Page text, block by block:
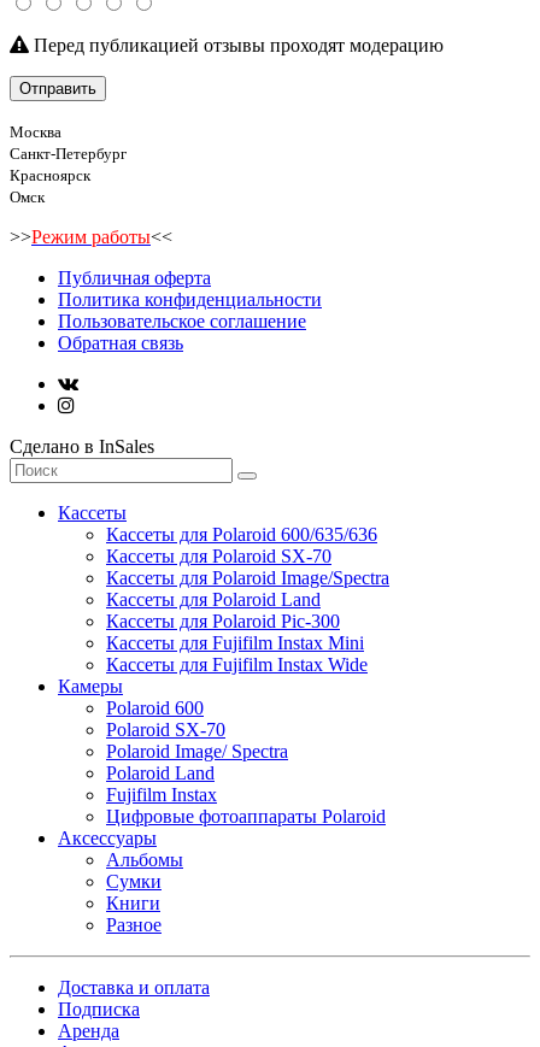
Перед публикацией отзывы проходят модерацию
Отправить
Москва
Санкт-Петербург
Красноярск
Омск
>>Режим работы<<
Публичная оферта
Политика конфиденциальности
Пользовательское соглашение
Обратная связь
Сделано в InSales
Кассеты
Кассеты для Polaroid 600/635/636
Кассеты для Polaroid SX-70
Кассеты для Polaroid Image/Spectra
Кассеты для Polaroid Land
Кассеты для Polaroid Pic-300
Кассеты для Fujifilm Instax Mini
Кассеты для Fujifilm Instax Wide
Камеры
Polaroid 600
Polaroid SX-70
Polaroid Image/ Spectra
Polaroid Land
Fujifilm Instax
Цифровые фотоаппараты Polaroid
Аксессуары
Альбомы
Сумки
Книги
Разное
Доставка и оплата
Подписка
Аренда